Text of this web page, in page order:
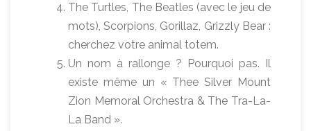
The Turtles, The Beatles (avec le jeu de
mots), Scorpions, Gorillaz, Grizzly Bear :
cherchez votre animal totem.
Un nom à rallonge ? Pourquoi pas. Il
existe même un « Thee Silver Mount
Zion Memoral Orchestra & The Tra-La-
La Band ».